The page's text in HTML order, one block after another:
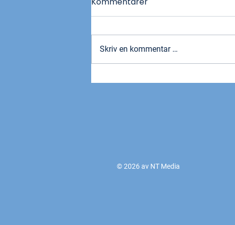
Lyst på Norges
Skriv en kommentar …
© 2026 av NT Media